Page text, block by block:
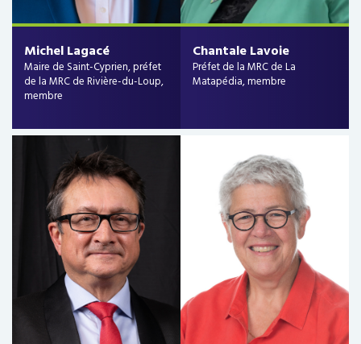
Michel Lagacé
Maire de Saint-Cyprien, préfet
de la MRC de Rivière-du-Loup,
membre
Chantale Lavoie
Préfet de la MRC de La
Matapédia, membre